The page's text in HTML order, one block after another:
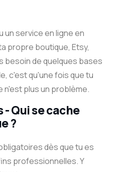
un service en ligne en
propre boutique, Etsy,
besoin de quelques bases
c'est qu'une fois que tu
n'est plus un problème.
Qui se cache
?
dès que tu es
professionnelles. Y